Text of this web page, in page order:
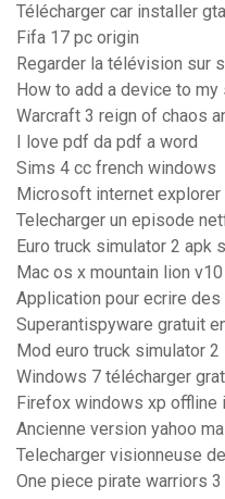
Télécharger car installer
Fifa 17 pc origin
Regarder la télévision sur
How to add a device to
Warcraft 3 reign of chaos
I love pdf da pdf a word
Sims 4 cc french windows
Microsoft internet
Telecharger un episode
Euro truck simulator 2 apk
Mac os x mountain lion
Application pour ecrire
Superantispyware gratuit
Mod euro truck simulator
Windows 7 télécharger
Firefox windows xp offline
Ancienne version yahoo
Telecharger visionneuse
One piece pirate warriors